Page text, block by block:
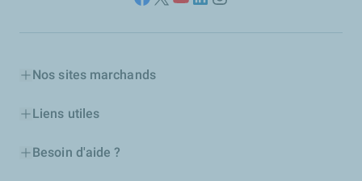
Nos sites marchands
Liens utiles
Besoin d'aide ?